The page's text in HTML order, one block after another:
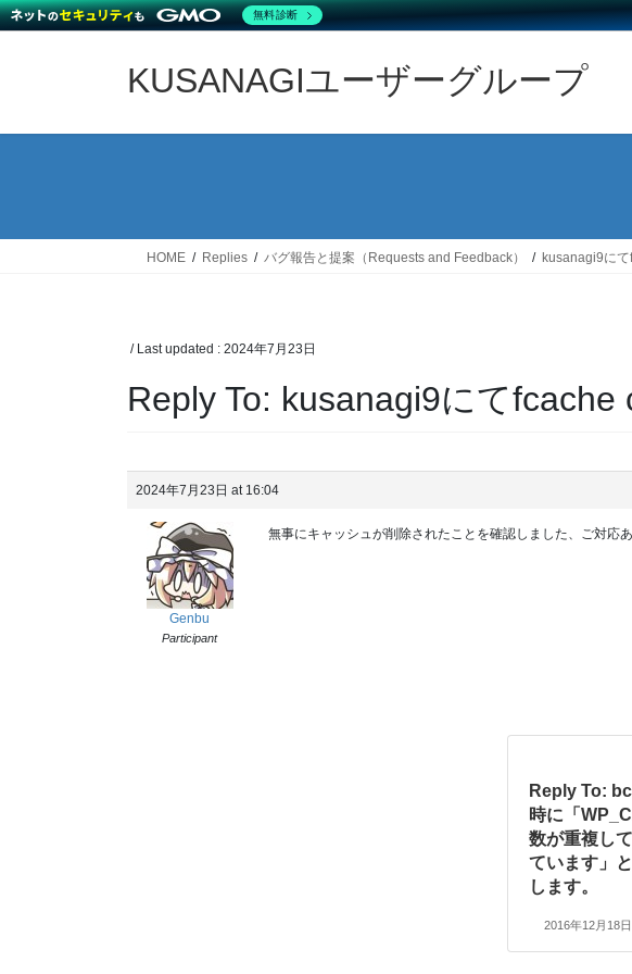
KUSANAGIユーザーグループ
HOME Replies バグ報告と提案（Requests and Feedback） kusanagi9に
/ Last updated : 2024年7月23日
Reply To: kusanagi9にてfcache
2024年7月23日 at 16:04
Genbu
Participant
無事にキャッシュが削除されたことを確認しました、ご対応
Reply To:
時に「
数が重複し
ています」
します。
2016年12月18日
無料診断